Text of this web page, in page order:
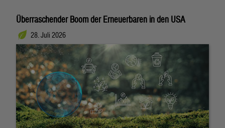
Überraschender Boom der Erneuerbaren in den USA
28. Juli 2026